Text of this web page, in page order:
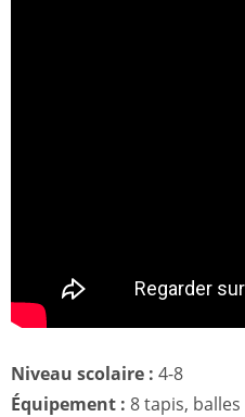
Niveau scolaire : 4-8
Équipement : 8 tapis, balles